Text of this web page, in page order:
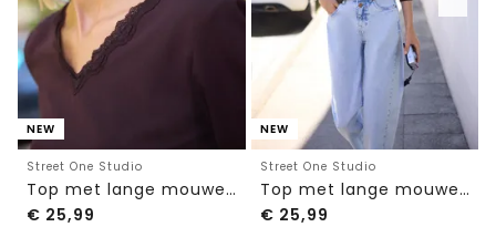
NEW
Street One Studio
Top met lange mouwen, V-hals en kant
€ 25,99
NEW
Street One Studio
Top met lange mouwen, V-hals en kant
€ 25,99